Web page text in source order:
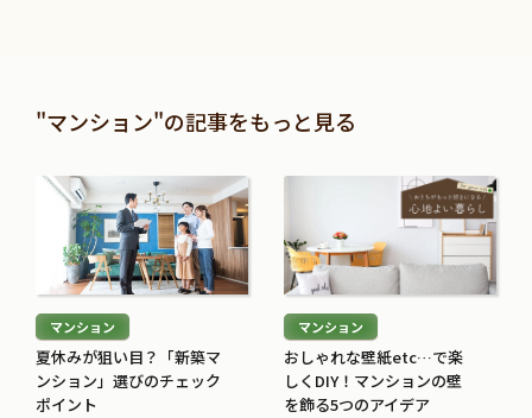
"マンション"の記事をもっと見る
続
む
> マンション
夏休みが狙い目？「新築マ
ンション」選びのチェック
ポイント
を
読
む
> マンション
おしゃれな壁紙etc…で楽
しくDIY！マンションの壁
を飾る5つのアイデア